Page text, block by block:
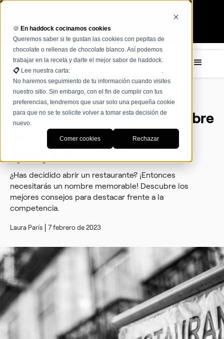
🍪 En haddock cocinamos cookies
Queremos saber si te gustan las cookies con pepitas de
chocolate o rellenas de chocolate blanco. Así podemos
trabajar en la receta y darte el mejor sabor de haddock.
📋 Lee nuestra carta:
.
No haremos seguimiento de tu información cuando visites
nuestro sitio. Sin embargo, con el fin de cumplir con tus
preferencias, tendremos que usar solo una pequeña cookie
para que no se te solicite volver a tomar esta decisión de
nuevo.
Comer cookies Rechazar
Consejos
Consejos para elegir un nombre
para un restaurante [50
¿Has decidido abrir un restaurante? ¡Entonces
necesitarás un nombre memorable! Descubre los
mejores consejos para destacar frente a la
competencia.
Laura París 7 febrero de 2023